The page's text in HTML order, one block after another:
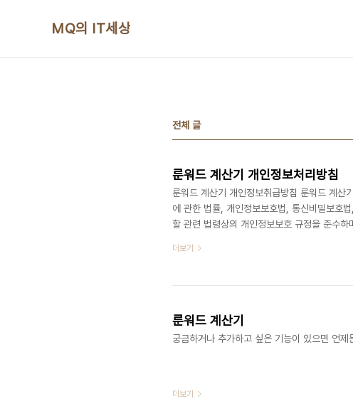
MQ의 IT세상
전체 글
룬워드 계산기 개인정보처리방침
룬워드 계산기 개인정보취급방침 룬워드 계
에 관한 법률, 개인정보보호법, 통신비밀보호
할 관련 법령상의 개인정보보호 규정을 준수
및 개인정보 제공을 요구 하지 않으며 어떤
원을 개인정보관리책임자 혹은 담당부서로 신
더보기
룬워드 계산기
궁금하거나 추가하고 싶은 기능이 있으면 언제
더보기